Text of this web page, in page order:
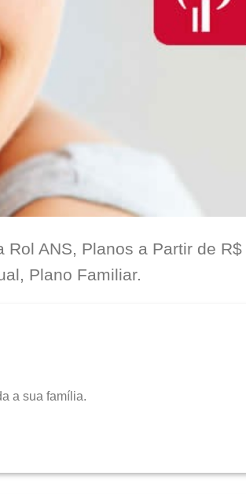
ANS, Planos a Partir de
Plano Familiar.
a sua família.